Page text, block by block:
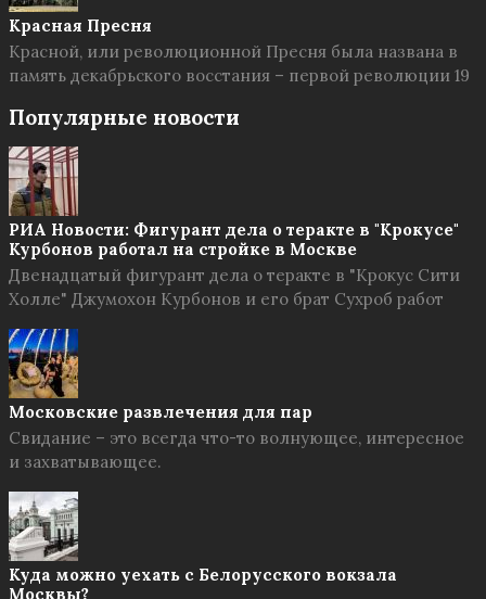
Красная Пресня
Красной, или революционной Пресня была названа в
память декабрьского восстания – первой революции 19
Популярные новости
РИА Новости: Фигурант дела о теракте в "Крокусе"
Курбонов работал на стройке в Москве
Двенадцатый фигурант дела о теракте в "Крокус Сити
Холле" Джумохон Курбонов и его брат Сухроб работ
Московские развлечения для пар
Свидание – это всегда что-то волнующее, интересное
и захватывающее.
Куда можно уехать с Белорусского вокзала
Москвы?